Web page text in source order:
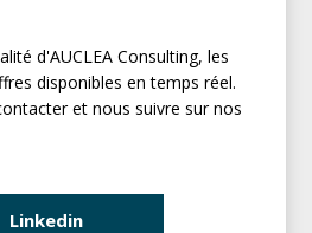
d'AUCLEA Consulting, les
disponibles en temps réel.
et nous suivre sur nos
Linkedin